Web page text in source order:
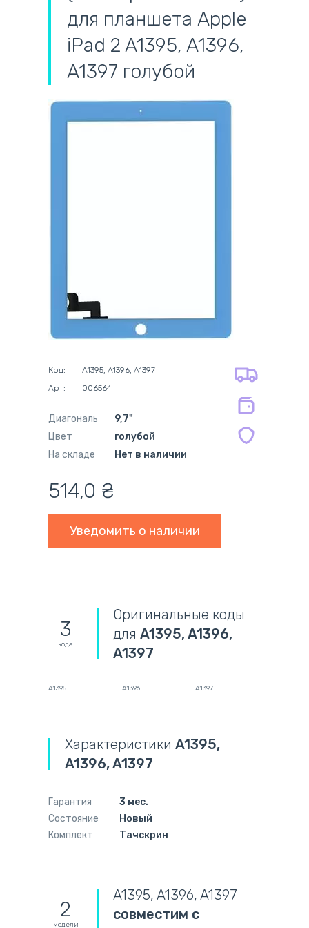
для планшета Apple
iPad 2 A1395, A1396,
A1397 голубой
Код:
A1395, A1396, A1397
Арт:
006564
Диагональ
9,7"
Цвет
голубой
На складе
Нет в наличии
514,0 ₴
Уведомить о наличии
самовывоз
адресная доставка курьером
самовывоз из новой почты
наличный расчёт
безналичный расчёт
на все батареи 12 мес
мес.
мес.
3
кода
Оригинальные коды
для A1395, A1396,
A1397
A1395 A1396 A1397
Характеристики A1395,
A1396, A1397
Гарантия
3 мес.
Состояние
Новый
Комплект
Тачскрин
2
модели
A1395, A1396, A1397
совместим с